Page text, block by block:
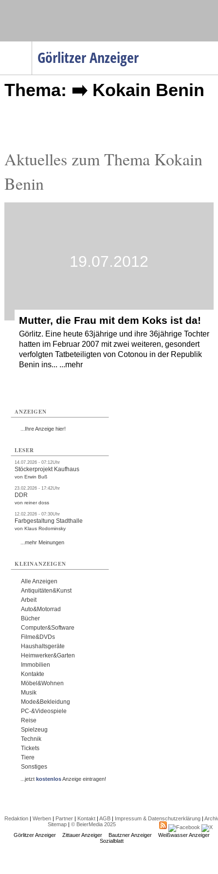
Görlitzer Anzeiger
Menüpunkte
Startseite
Verkehr
Gesundheit
Thema: ➡️ Kokain Benin
Aktuelles zum Thema Kokain
Benin
19.07.2012
Mutter, die Frau mit dem Koks ist da!
Görlitz. Eine heute 63jährige und ihre 36jährige Tochter
hatten im Februar 2007 mit zwei weiteren, gesondert
verfolgten Tatbeteiligten von Cotonou in der Republik
Benin ins... ...mehr
ANZEIGEN
...Ihre Anzeige hier!
LESER
14.07.2026 - 07:12Uhr
Stöckerprojekt Kaufhaus
von Erwin Buß
23.02.2026 - 17:42Uhr
DDR
von reiner doss
12.02.2026 - 07:30Uhr
Farbgestaltung Stadthalle
von Klaus Rodominsky
...mehr Meinungen
KLEINANZEIGEN
Alle Anzeigen
Antiquitäten&Kunst
Arbeit
Auto&Motorrad
Bücher
Computer&Software
Filme&DVDs
Haushaltsgeräte
Heimwerker&Garten
Immobilien
Kontakte
Möbel&Wohnen
Musik
Mode&Bekleidung
PC-&Videospiele
Reise
Spielzeug
Technik
Tickets
Tiere
Sonstiges
...jetztkostenlosAnzeige eintragen!
Redaktion| Werben| Partner| Kontakt| AGB| Impressum & Datenschutzerklärung|
Sitemap| © BeierMedia 2025
Görlitzer Anzeiger
Zittauer Anzeiger Bautzner Anzeiger
Weißwasser Anzeiger
Sozialblatt